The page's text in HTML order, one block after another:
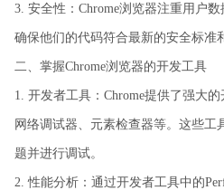
3. 安全性：Chrome浏览器注重用户
确保他们的代码符合最新的安全标准
二、掌握Chrome浏览器的开发工具
1. 开发者工具：Chrome提供了强大
网络调试器、元素检查器等。这些工
题并进行调试。
2. 性能分析：通过开发者工具中的